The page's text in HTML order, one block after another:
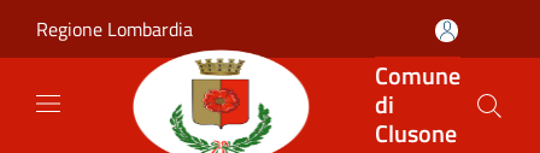
Regione Lombardia
Comune
di
Clusone